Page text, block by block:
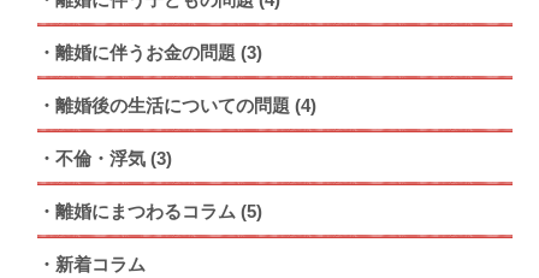
離婚に伴うお金の問題 (3)
離婚後の生活についての問題 (4)
不倫・浮気 (3)
離婚にまつわるコラム (5)
新着コラム